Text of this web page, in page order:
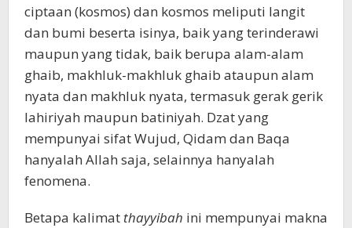
ciptaan (kosmos) dan kosmos meliputi langit
dan bumi beserta isinya, baik yang terinderawi
maupun yang tidak, baik berupa alam-alam
ghaib, makhluk-makhluk ghaib ataupun alam
nyata dan makhluk nyata, termasuk gerak gerik
lahiriyah maupun batiniyah. Dzat yang
mempunyai sifat Wujud, Qidam dan Baqa
hanyalah Allah saja, selainnya hanyalah
fenomena.
Betapa kalimat thayyibah ini mempunyai makna